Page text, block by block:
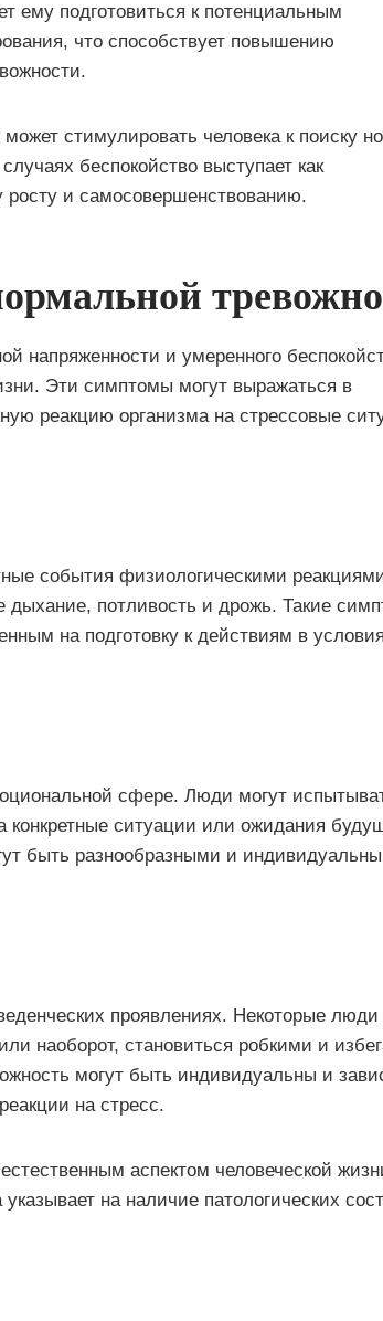
ему подготовиться к потенциальным
что способствует повышению
стимулировать человека к поиску
беспокойство выступает как
и самосовершенствованию.
напряженности и умеренного
Эти симптомы могут выражаться в
реакцию организма на стрессовые
события физиологическими
потливость и дрожь. Такие
на подготовку к действиям в
сфере. Люди могут
конкретные ситуации или ожидания
быть разнообразными и
проявлениях. Некоторые люди
наоборот, становиться робкими и
могут быть индивидуальны и
на стресс.
аспектом человеческой
на наличие патологических